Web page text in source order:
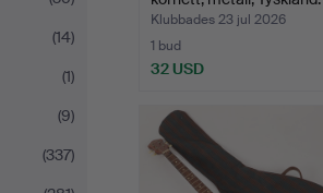
(14)
(1)
(9)
(337)
Klubbades 23 jul 2026
1 bud
32 USD